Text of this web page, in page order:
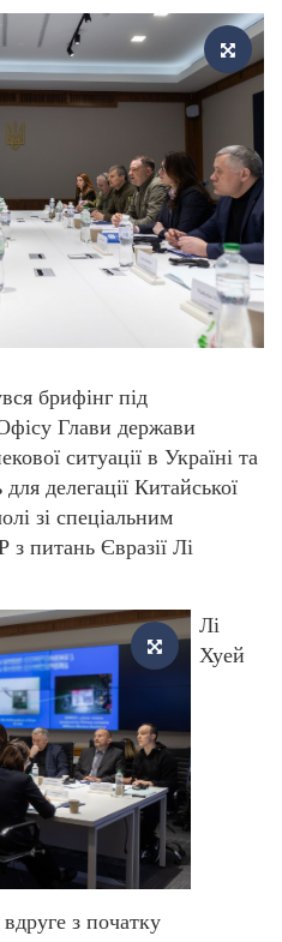
брифінг під
Глави держави
ситуації в Україні та
делегації Китайської
зі спеціальним
питань Євразії Лі
Лі
Хуей
з початку